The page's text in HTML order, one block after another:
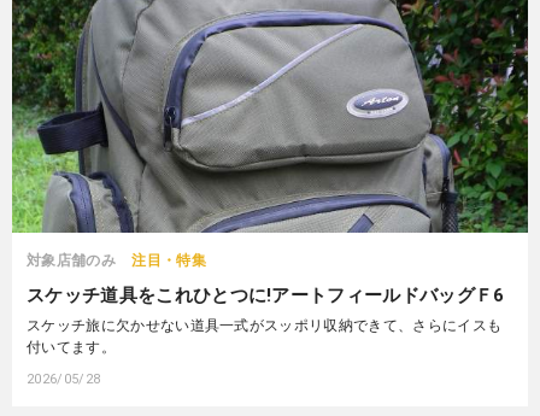
対象店舗のみ 注目・特集
スケッチ道具をこれひとつに!アートフィールドバッグＦ6
スケッチ旅に欠かせない道具一式がスッポリ収納できて、さらにイスも
付いてます。
2026/05/28